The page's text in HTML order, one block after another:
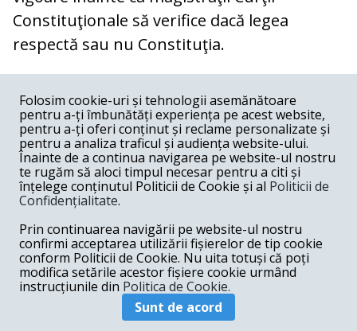
Constituţionale să verifice dacă legea
respectă sau nu Constituţia.
COMENTARII
Nume
Email
Postează comentariu
Folosim cookie-uri și tehnologii asemănătoare
pentru a-ți îmbunătăți experiența pe acest website,
pentru a-ți oferi conținut și reclame personalizate și
pentru a analiza traficul și audiența website-ului.
Înainte de a continua navigarea pe website-ul nostru
te rugăm să aloci timpul necesar pentru a citi și
înțelege conținutul Politicii de Cookie și al Politicii de
Confidențialitate.
Prin continuarea navigării pe website-ul nostru
confirmi acceptarea utilizării fișierelor de tip cookie
conform Politicii de Cookie. Nu uita totuși că poți
modifica setările acestor fișiere cookie urmând
instrucțiunile din Politica de Cookie.
Sunt de acord